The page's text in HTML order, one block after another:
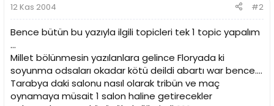
12 Kas 2004 #2
Bence bütün bu yazıyla ilgili topicleri tek 1 topic yapalım
...
Millet bölünmesin yazılanlara gelince Floryada ki
soyunma odsaları okadar kötü deildi abartı war bence....
Tarabya daki salonu nasıl olarak tribün ve maç
oynamaya müsait 1 salon haline getirecekler